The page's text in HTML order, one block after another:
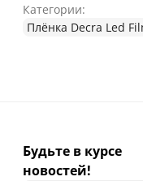
Категории:
Плёнка Decra Led
Будьте в курсе
новостей!